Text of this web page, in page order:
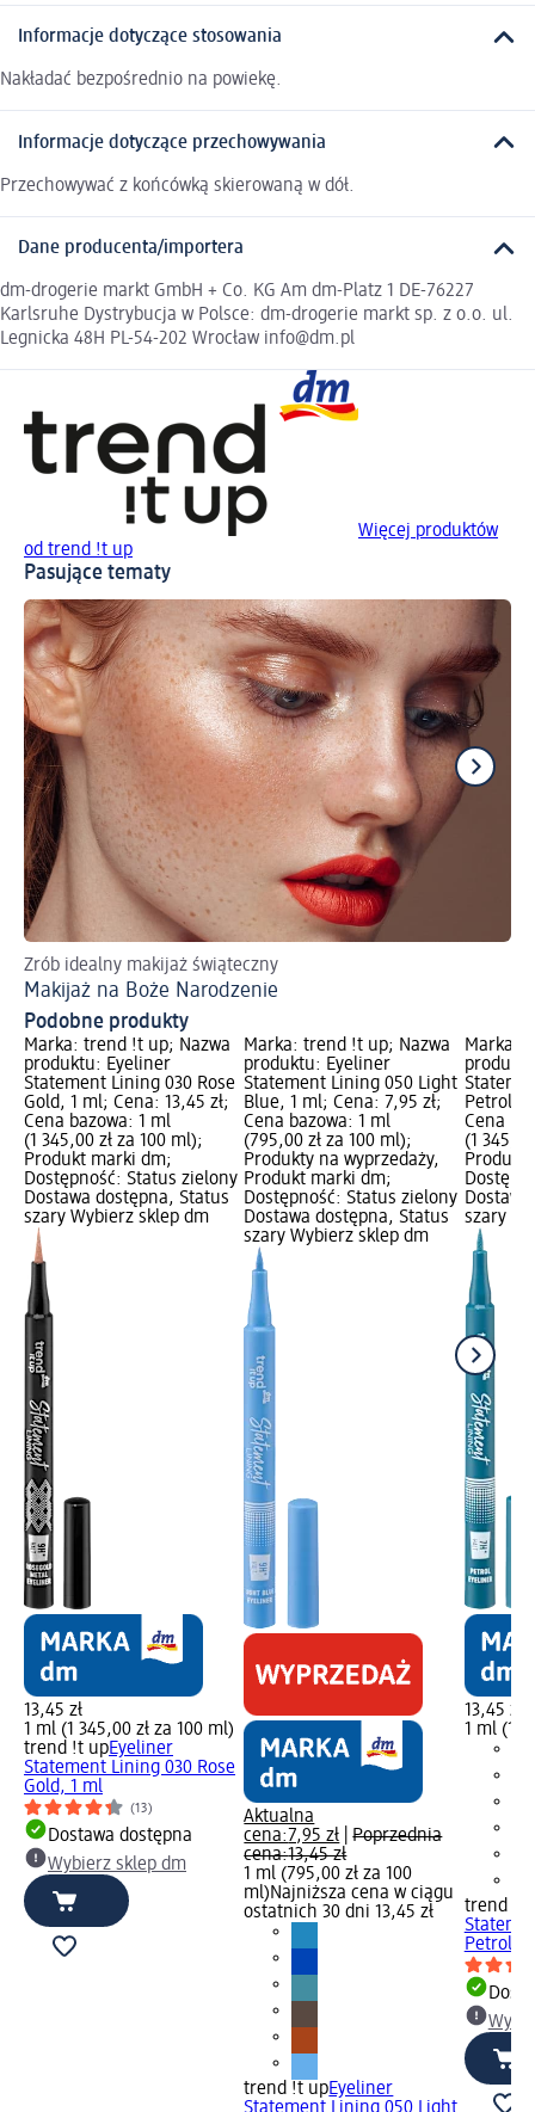
Informacje dotyczące stosowania
Nakładać bezpośrednio na powiekę.
Informacje dotyczące przechowywania
Przechowywać z końcówką skierowaną w dół.
Dane producenta/importera
dm-drogerie markt GmbH + Co. KG Am dm-Platz 1 DE-76227
Karlsruhe Dystrybucja w Polsce: dm-drogerie markt sp. z o.o. ul.
Legnicka 48H PL-54-202 Wrocław info@dm.pl
Więcej produktów
od trend !t up
Pasujące tematy
Zrób idealny makijaż świąteczny
Makijaż na Boże Narodzenie
Podobne produkty
Marka: trend !t up; Nazwa
produktu: Eyeliner
Statement Lining 030 Rose
Gold, 1 ml; Cena: 13,45 zł;
Cena bazowa: 1 ml
(1 345,00 zł za 100 ml);
Produkt marki dm;
Dostępność: Status zielony
Dostawa dostępna, Status
szary Wybierz sklep dm
13,45 zł
1 ml (1 345,00 zł za 100 ml)
trend !t upEyeliner
Statement Lining 030 Rose
Gold, 1 ml
(13)
Dostawa dostępna
Wybierz sklep dm
Marka: trend !t up; Nazwa
produktu: Eyeliner
Statement Lining 050 Light
Blue, 1 ml; Cena: 7,95 zł;
Cena bazowa: 1 ml
(795,00 zł za 100 ml);
Produkty na wyprzedaży,
Produkt marki dm;
Dostępność: Status zielony
Dostawa dostępna, Status
szary Wybierz sklep dm
Aktualna
cena:7,95 zł |Poprzednia
cena:13,45 zł
1 ml (795,00 zł za 100
ml)Najniższa cena w ciągu
ostatnich 30 dni 13,45 zł
trend !t upEyeliner
Marka:
Petrol, 1
Cena
(1
Produkt
szary
13,45 zł
1 ml (1
trend !t
Petrol, 1